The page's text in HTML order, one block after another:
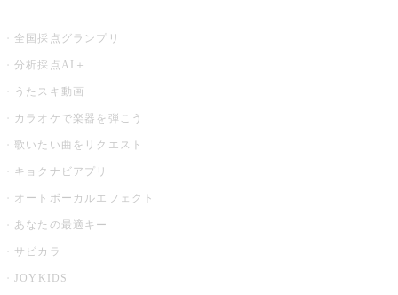
全国採点グランプリ
分析採点AI＋
うたスキ動画
カラオケで楽器を弾こう
歌いたい曲をリクエスト
キョクナビアプリ
オートボーカルエフェクト
あなたの最適キー
サビカラ
JOYKIDS